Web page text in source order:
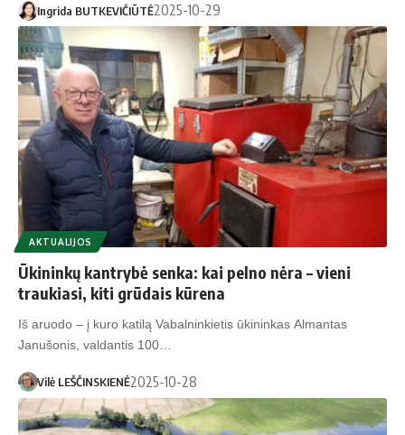
Ingrida BUTKEVIČIŪTĖ2025-10-29
AKTUALIJOS
Ūkininkų kantrybė senka: kai pelno nėra – vieni
traukiasi, kiti grūdais kūrena
Iš aruodo – į kuro katilą Vabalninkietis ūkininkas Almantas
Janušonis, valdantis 100…
Vilė LEŠČINSKIENĖ2025-10-28